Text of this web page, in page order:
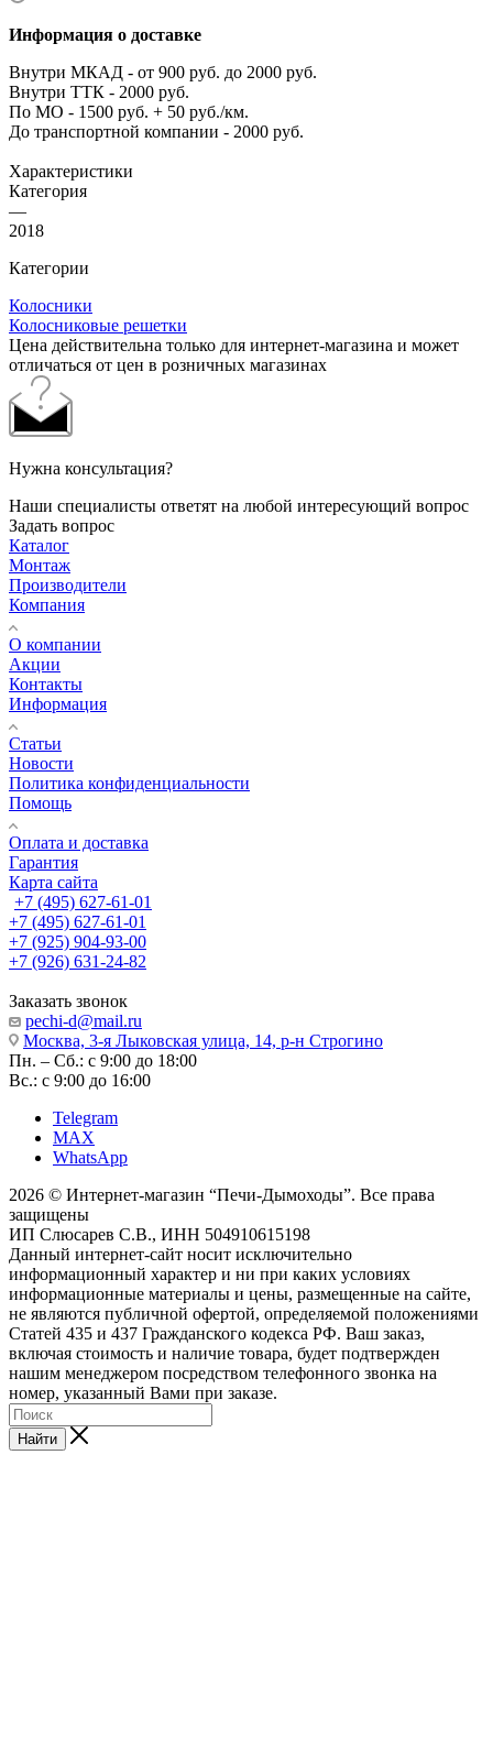
Информация о доставке
Внутри МКАД - от 900 руб. до 2000 руб.
Внутри ТТК - 2000 руб.
По МО - 1500 руб. + 50 руб./км.
До транспортной компании - 2000 руб.
Характеристики
Категория
—
2018
Категории
Колосники
Колосниковые решетки
Цена действительна только для интернет-магазина и может
отличаться от цен в розничных магазинах
Нужна консультация?
Наши специалисты ответят на любой интересующий вопрос
Задать вопрос
Каталог
Монтаж
Производители
Компания
О компании
Акции
Контакты
Информация
Статьи
Новости
Политика конфиденциальности
Помощь
Оплата и доставка
Гарантия
Карта сайта
+7 (495) 627-61-01
+7 (495) 627-61-01
+7 (925) 904-93-00
+7 (926) 631-24-82
Заказать звонок
pechi-d@mail.ru
Москва, 3-я Лыковская улица, 14, р-н Строгино
Пн. – Сб.: с 9:00 до 18:00
Вс.: с 9:00 до 16:00
Telegram
MAX
WhatsApp
2026 © Интернет-магазин “Печи-Дымоходы”. Все права
защищены
ИП Слюсарев С.В., ИНН 504910615198
Данный интернет-сайт носит исключительно
информационный характер и ни при каких условиях
информационные материалы и цены, размещенные на сайте,
не являются публичной офертой, определяемой положениями
Статей 435 и 437 Гражданского кодекса РФ. Ваш заказ,
включая стоимость и наличие товара, будет подтвержден
нашим менеджером посредством телефонного звонка на
номер, указанный Вами при заказе.
Найти